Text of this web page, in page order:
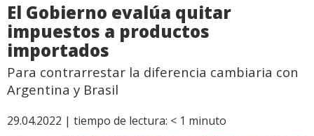
El Gobierno evalúa quitar
impuestos a productos
importados
Para contrarrestar la diferencia cambiaria con
Argentina y Brasil
29.04.2022 | tiempo de lectura: < 1 minuto